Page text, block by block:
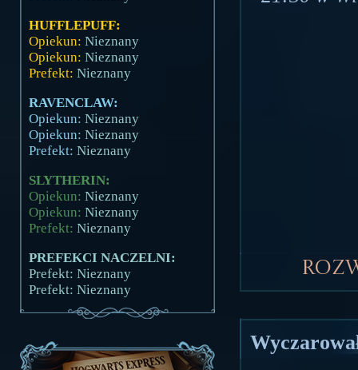
HUFFLEPUFF:
Opiekun: Nieznany
Opiekun: Nieznany
Prefekt: Nieznany
RAVENCLAW:
Opiekun: Nieznany
Opiekun: Nieznany
Prefekt: Nieznany
SLYTHERIN:
Opiekun: Nieznany
Opiekun: Nieznany
Prefekt: Nieznany
PREFEKCI NACZELNI:
Prefekt: Nieznany
Prefekt: Nieznany